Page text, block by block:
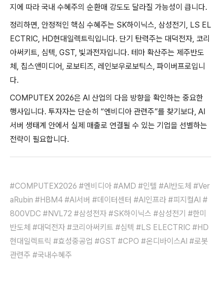
지에 따라 국내 수혜주의 순환매 강도도 달라질 가능성이 큽니다.
정리하면, 안정적인 핵심 수혜주는 SK하이닉스, 삼성전기, LS EL
ECTRIC, HD현대일렉트릭입니다. 단기 탄력주는 대덕전자, 코리
아써키트, 심텍, GST, 빛과전자입니다. 테마 확산주는 제주반도
체, 칩스앤미디어, 로보티즈, 레인보우로보틱스, 파이버프로입니
다.
COMPUTEX 2026은 AI 산업의 다음 방향을 확인하는 중요한
행사입니다. 투자자는 단순히 “엔비디아 관련주”를 찾기보다, AI
서버 생태계 안에서 실제 매출로 연결될 수 있는 기업을 선별하는
전략이 필요합니다.
#COMPUTEX2026 #엔비디아 #AMD #인텔 #AI반도체 #Ver
aRubin #HBM4 #AI서버 #데이터센터 #AI인프라 #피지컬AI #
800VDC #NVL72 #삼성전자 #SK하이닉스 #삼성전기 #한미
반도체 #대덕전자 #코리아써키트 #심텍 #LS ELECTRIC #HD
현대일렉트릭 #효성중공업 #GST #CPO #온디바이스AI #로봇
관련주 #국내수혜주